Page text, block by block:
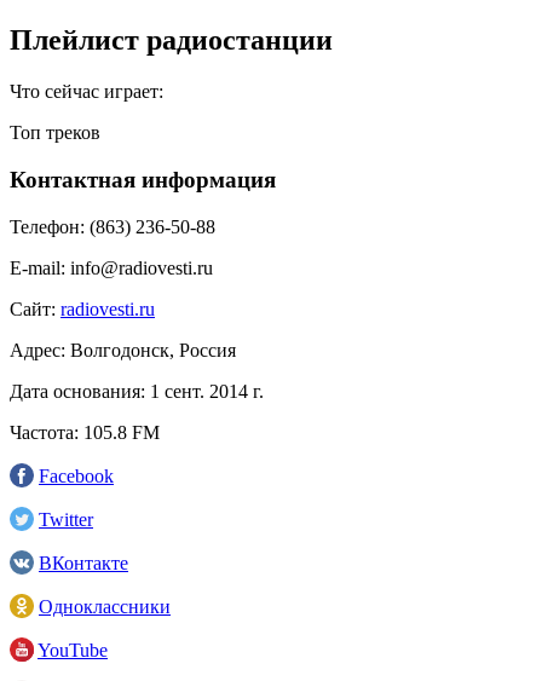
Плейлист радиостанции
Что сейчас играет:
Топ треков
Контактная информация
Телефон: (863) 236-50-88
E-mail: info@radiovesti.ru
Сайт: radiovesti.ru
Адрес: Волгодонск, Россия
Дата основания: 1 сент. 2014 г.
Частота: 105.8 FM
Facebook
Twitter
ВКонтакте
Одноклассники
YouTube